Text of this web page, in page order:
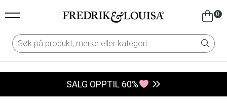
0
SALG OPPTIL 60%